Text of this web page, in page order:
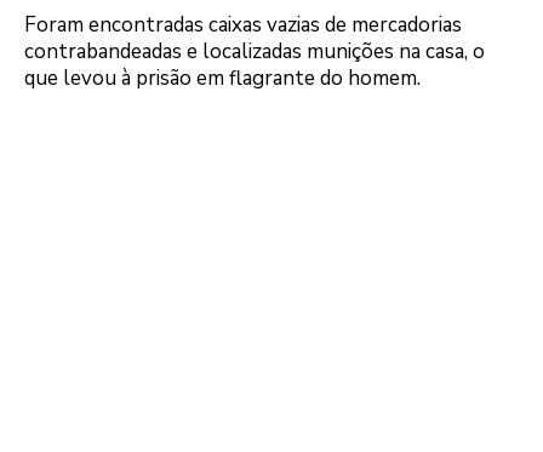
Foram encontradas caixas vazias de mercadorias
contrabandeadas e localizadas munições na casa, o
que levou à prisão em flagrante do homem.